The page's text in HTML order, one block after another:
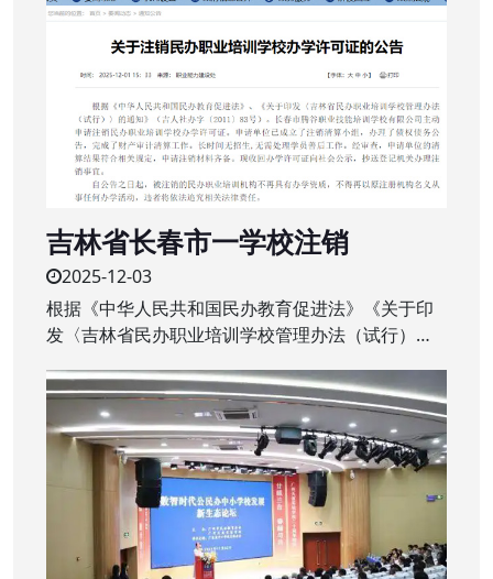
吉林省长春市一学校注销
2025-12-03
根据《中华人民共和国民办教育促进法》《关于印
发〈吉林省民办职业培训学校管理办法（试行）〉